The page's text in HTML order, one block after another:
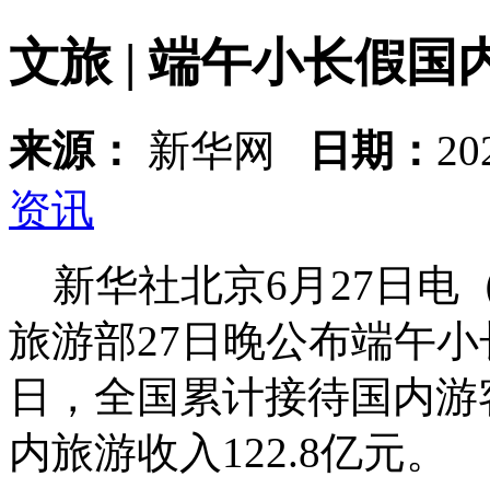
文旅 | 端午小长假国
来源： 新华网 日期：
资讯
新华社北京6月27日电
旅游部27日晚公布端午
日，全国累计接待国内
内旅游收入122.8亿元。